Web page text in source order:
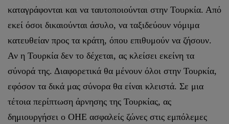
καταγράφονται και να ταυτοποιούνται στην Τουρκία. Από
εκεί όσοι δικαιούνται άσυλο, να ταξιδεύουν νόμιμα
κατευθείαν προς τα κράτη, όπου επιθυμούν να ζήσουν.
Αν η Τουρκία δεν το δέχεται, ας κλείσει εκείνη τα
σύνορά της. Διαφορετικά θα μένουν όλοι στην Τουρκία,
εφόσον τα δικά μας σύνορα θα είναι κλειστά. Σε μια
τέτοια περίπτωση άρνησης της Τουρκίας, ας
δημιουργήσει ο ΟΗΕ ασφαλείς ζώνες στις εμπόλεμες